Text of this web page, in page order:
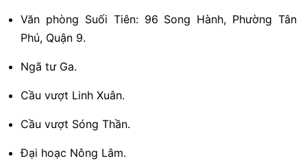
Văn phòng Suối Tiên: 96 Song Hành, Phường Tân
Phú, Quận 9.
Ngã tư Ga.
Cầu vượt Linh Xuân.
Cầu vượt Sóng Thần.
Đại hoạc Nông Lâm.